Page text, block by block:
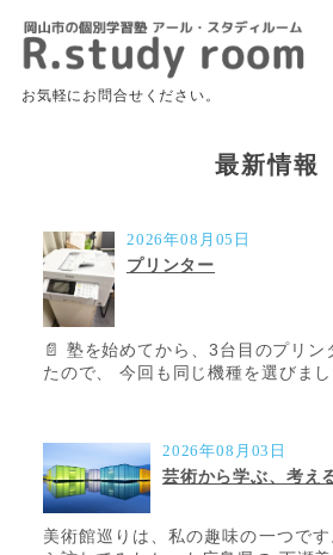
お気軽にお問合せください。
よくあるご質問
お問い合わせ
オンライン授業
最新情報
2026年08月05日
プリンター
📄 塾を始めてから、3台目のプリン
たので、 今回も同じ機種を選びまし
2026年08月03日
芸術から学ぶ、考え
美術館巡りは、私の趣味の一つで